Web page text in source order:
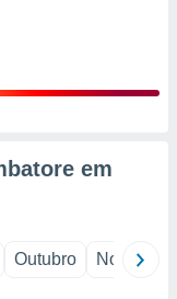
em
Outubro Novembro